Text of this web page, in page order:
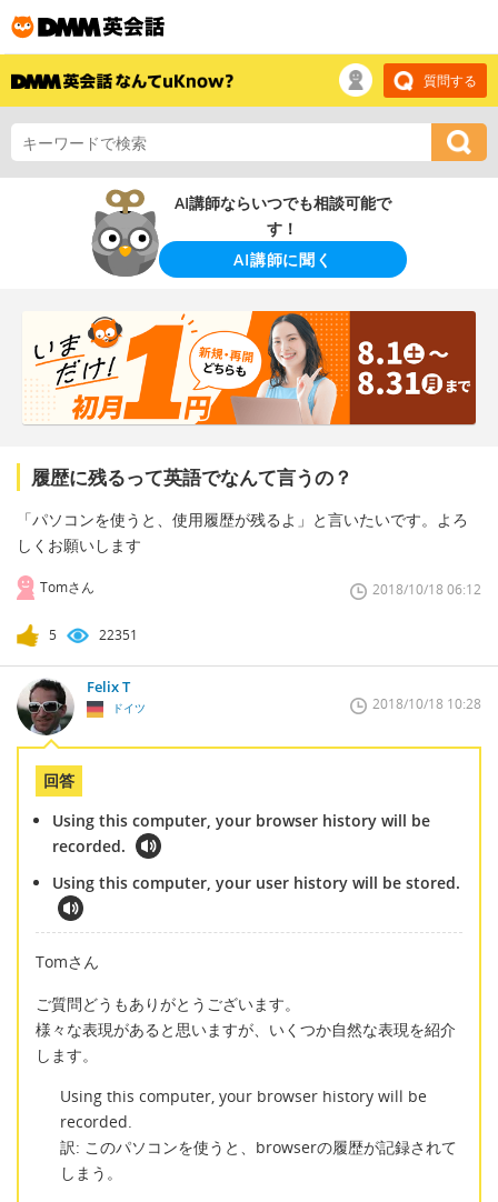
質問する
AI講師ならいつでも相談可能で
す！
AI講師に聞く
履歴に残るって英語でなんて言うの？
「パソコンを使うと、使用履歴が残るよ」と言いたいです。よろ
しくお願いします
Tomさん 2018/10/18 06:12
5 22351
Felix T
ドイツ 2018/10/18 10:28
回答
Using this computer, your browser history will be
recorded.
Using this computer, your user history will be stored.
Tomさん
ご質問どうもありがとうございます。
様々な表現があると思いますが、いくつか自然な表現を紹介
します。
Using this computer, your browser history will be
recorded.
訳: このパソコンを使うと、browserの履歴が記録されて
しまう。